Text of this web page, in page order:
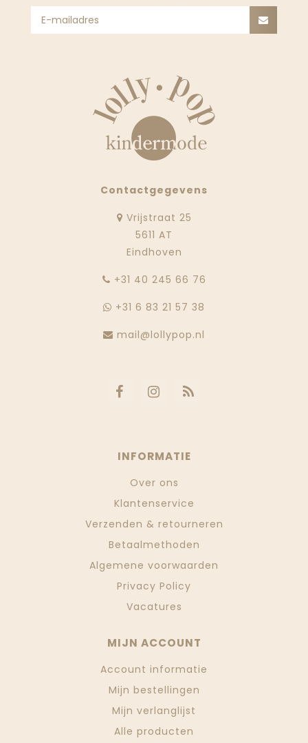
Contactgegevens
Vrijstraat 25
5611 AT
Eindhoven
‭+31 40 245 66 76
+31 6 83 21 57 38
mail@lollypop.nl
INFORMATIE
Over ons
Klantenservice
Verzenden & retourneren
Betaalmethoden
Algemene voorwaarden
Privacy Policy
Vacatures
MIJN ACCOUNT
Account informatie
Mijn bestellingen
Mijn verlanglijst
Alle producten